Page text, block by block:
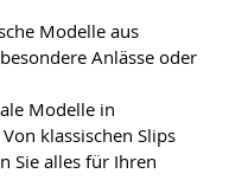
Modelle aus
Anlässe oder
Modelle in
klassischen Slips
Sie alles für Ihren